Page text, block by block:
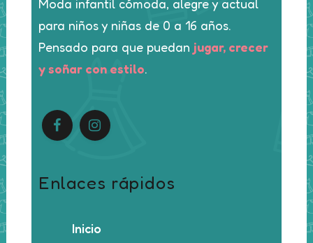
Moda infantil cómoda, alegre y actual
para niños y niñas de 0 a 16 años.
Pensado para que puedan jugar, crecer
y soñar con estilo.
Enlaces rápidos
Inicio